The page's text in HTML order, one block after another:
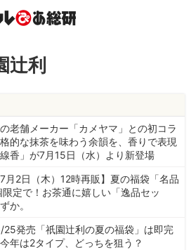
辻利
老舗メーカー「カメヤマ」との初コラ
的な抹茶を味わう余韻を、香りで表現
香」が7月15日（水）より新登場
7月2日（木）12時再販】夏の福袋「名品
定で！お茶通に嬉しい「逸品セッ
か。
25発売「祇園辻利の夏の福袋」は即完
年は2タイプ、どっちを狙う？